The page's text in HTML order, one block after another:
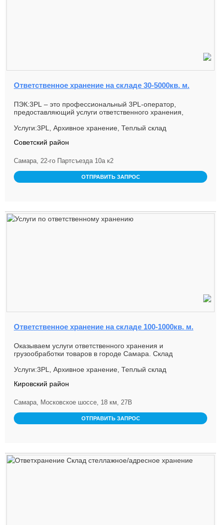
Ответственное хранение на складе 30-5000кв. м.
ПЭК:3PL – это профессиональный 3PL-оператор,
предоставляющий услуги ответственного хранения,
Услуги:3PL, Архивное хранение, Теплый склад
Советский район
Самара, 22-го Партсъезда 10а к2
ОТПРАВИТЬ ЗАПРОС
Ответственное хранение на складе 100-1000кв. м.
Оказываем услуги ответственного хранения и
грузообработки товаров в городе Самара. Склад
Услуги:3PL, Архивное хранение, Теплый склад
Кировский район
Самара, Московское шоссе, 18 км, 27В
ОТПРАВИТЬ ЗАПРОС